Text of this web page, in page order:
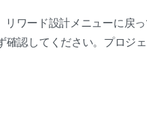
リワード設計メニューに戻
認してください。プロジ